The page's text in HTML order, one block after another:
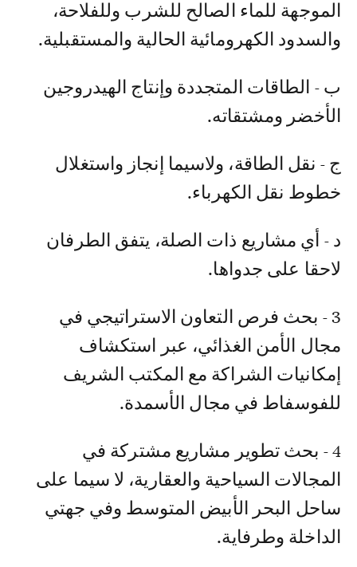
الموجهة للماء الصالح للشرب وللفلاحة،
والسدود الكهرومائية الحالية والمستقبلية.
ب - الطاقات المتجددة وإنتاج الهيدروجين
الأخضر ومشتقاته.
ج - نقل الطاقة، ولاسيما إنجاز واستغلال
خطوط نقل الكهرباء.
د - أي مشاريع ذات الصلة، يتفق الطرفان
لاحقا على جدواها.
3 - بحث فرص التعاون الاستراتيجي في
مجال الأمن الغذائي، عبر استكشاف
إمكانيات الشراكة مع المكتب الشريف
للفوسفاط في مجال الأسمدة.
4 - بحث تطوير مشاريع مشتركة في
المجالات السياحية والعقارية، لا سيما على
ساحل البحر الأبيض المتوسط وفي جهتي
الداخلة وطرفاية.